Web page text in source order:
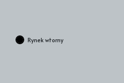
Rynek wtorny